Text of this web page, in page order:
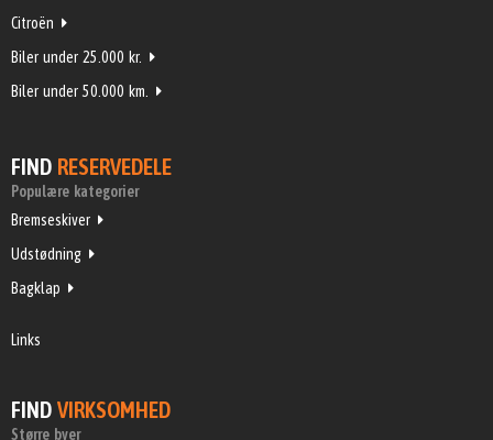
Citroën
Biler under 25.000 kr.
Biler under 50.000 km.
FIND RESERVEDELE
Populære kategorier
Bremseskiver
Udstødning
Bagklap
Links
FIND VIRKSOMHED
Større byer